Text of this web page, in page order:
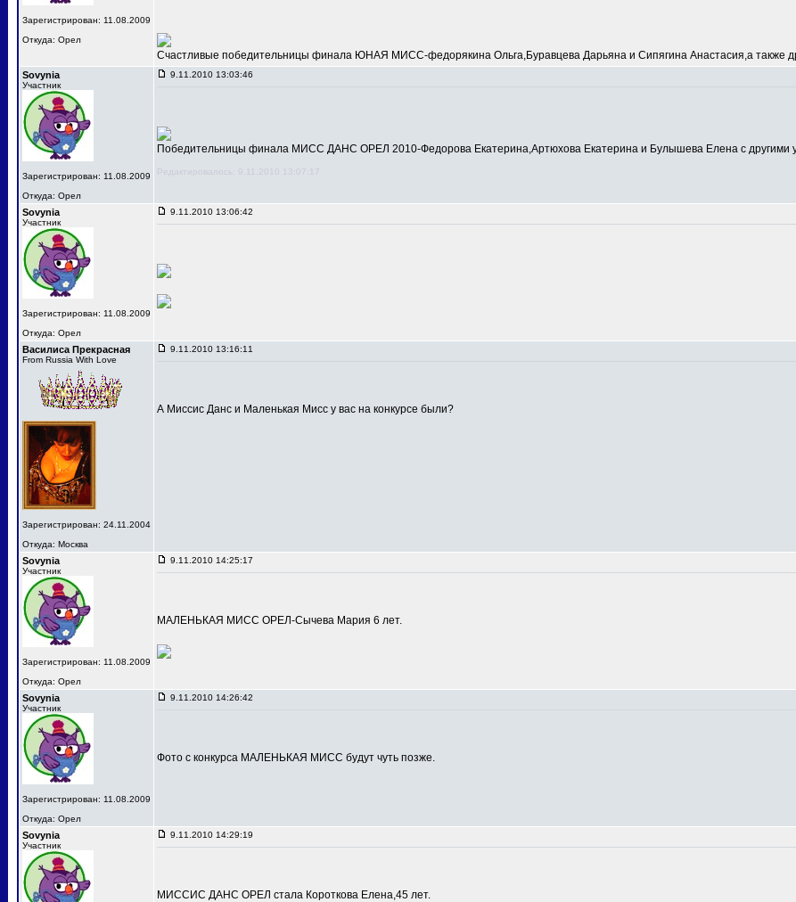
Зарегистрирован: 11.08.2009
Откуда: Орел
Счастливые победительницы финала ЮНАЯ МИСС-федорякина Ольга,Буравцева Дарьяна и Сипягина Анастасия,а также
Sovynia
Участник
Зарегистрирован: 11.08.2009
Откуда: Орел
9.11.2010 13:03:46
Победительницы финала МИСС ДАНС ОРЕЛ 2010-Федорова Екатерина,Артюхова Екатерина и Булышева Елена с другими
Редактировалось: 9.11.2010 13:07:17
Sovynia
Участник
Зарегистрирован: 11.08.2009
Откуда: Орел
9.11.2010 13:06:42
Василиса Прекрасная
From Russia With Love
Зарегистрирован: 24.11.2004
Откуда: Москва
9.11.2010 13:16:11
А Миссис Данс и Маленькая Мисс у вас на конкурсе были?
Sovynia
Участник
Зарегистрирован: 11.08.2009
Откуда: Орел
9.11.2010 14:25:17
МАЛЕНЬКАЯ МИСС ОРЕЛ-Сычева Мария 6 лет.
Sovynia
Участник
Зарегистрирован: 11.08.2009
Откуда: Орел
9.11.2010 14:26:42
Фото с конкурса МАЛЕНЬКАЯ МИСС будут чуть позже.
Sovynia
Участник
9.11.2010 14:29:19
МИССИС ДАНС ОРЕЛ стала Короткова Елена,45 лет.